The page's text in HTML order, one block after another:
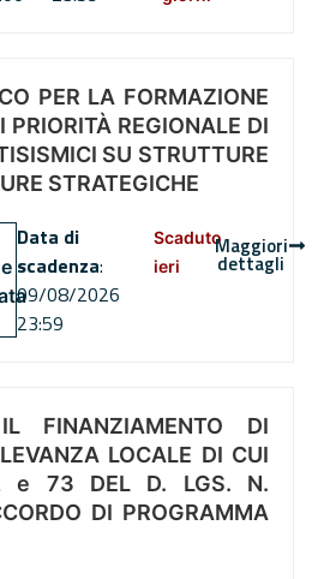
PER LA FORMAZIONE
PRIORITÀ REGIONALE DI
SU STRUTTURE
STRATEGICHE
Data di
scadenza:
09/08/2026
23:59
Scaduto
ieri
Maggiori
dettagli
FINANZIAMENTO DI
LOCALE DI CUI
e 73 DEL D. LGS. N.
DI PROGRAMMA